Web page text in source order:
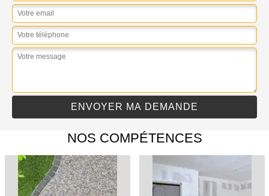
NOS COMPÉTENCES